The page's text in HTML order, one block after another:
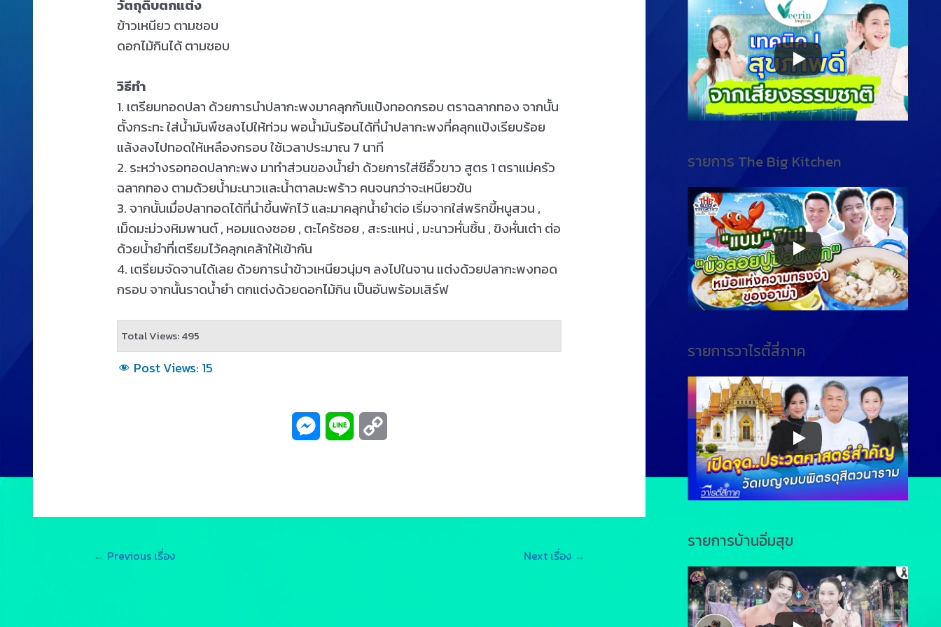
วัตถุดิบตกแต่ง
ข้าวเหนียว ตามชอบ
ดอกไม้กินได้ ตามชอบ
วิธีทำ
1. เตรียมทอดปลา ด้วยการนำปลากะพงมาคลุกกับแป้งทอดกรอบ ตราฉลากทอง จากนั้น
ตั้งกระทะ ใส่น้ำมันพืชลงไปให้ท่วม พอน้ำมันร้อนได้ที่นำปลากะพงที่คลุกแป้งเรียบร้อย
แล้งลงไปทอดให้เหลืองกรอบ ใช้เวลาประมาณ 7 นาที
2. ระหว่างรอทอดปลากะพง มาทำส่วนของน้ำยำ ด้วยการใส่ซีอิ๊วขาว สูตร 1 ตราแม่ครัว
ฉลากทอง ตามด้วยน้ำมะนาวและน้ำตาลมะพร้าว คนจนกว่าจะเหนียวข้น
3. จากนั้นเมื่อปลาทอดได้ที่นำขึ้นพักไว้ และมาคลุกน้ำยำต่อ เริ่มจากใส่พริกขี้หนูสวน ,
เม็ดมะม่วงหิมพานต์ , หอมแดงซอย , ตะไคร้ซอย , สะระแหน่ , มะนาวหั่นชิ้น , ขิงหั่นเต๋า ต่อ
ด้วยน้ำยำที่เตรียมไว้คลุกเคล้าให้เข้ากัน
4. เตรียมจัดจานได้เลย ด้วยการนำข้าวเหนียวนุ่มๆ ลงไปในจาน แต่งด้วยปลากะพงทอด
กรอบ จากนั้นราดน้ำยำ ตกแต่งด้วยดอกไม้กิน เป็นอันพร้อมเสิร์ฟ
Total Views: 495
Post Views: 15
← Previous เรื่อง Next เรื่อง →
รายการ The Big Kitchen
รายการวาไรตี้สี่ภาค
รายการบ้านอิ่มสุข